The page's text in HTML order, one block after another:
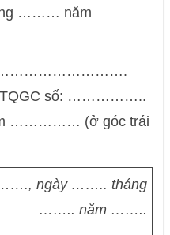
……… năm
TQGC số: ……………..
…………… (ở góc trái
ngày …….. tháng
…….. năm ……..